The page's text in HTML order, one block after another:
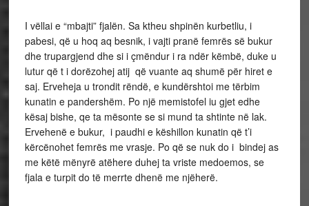
I vëllai e “mbajti” fjalën. Sa ktheu shpinën kurbetliu, i
pabesi, që u hoq aq besnik, i vajti pranë femrës së bukur
dhe trupargjend dhe si i çmëndur i ra ndër këmbë, duke u
lutur që t i dorëzohej atij që vuante aq shumë për hiret e
saj. Erveheja u trondit rëndë, e kundërshtoi me tërbim
kunatin e pandershëm. Po një memistofel iu gjet edhe
kësaj bishe, qe ta mësonte se si mund ta shtinte në lak.
Ervehenë e bukur, i paudhi e këshillon kunatin që t’i
kërcënohet femrës me vrasje. Po që se nuk do i bindej as
me këtë mënyrë atëhere duhej ta vriste medoemos, se
fjala e turpit do të merrte dhenë me njëherë.